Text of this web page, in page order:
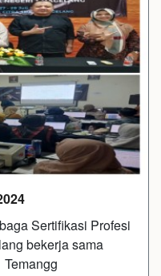
Sertifikasi Profesi
bekerja sama